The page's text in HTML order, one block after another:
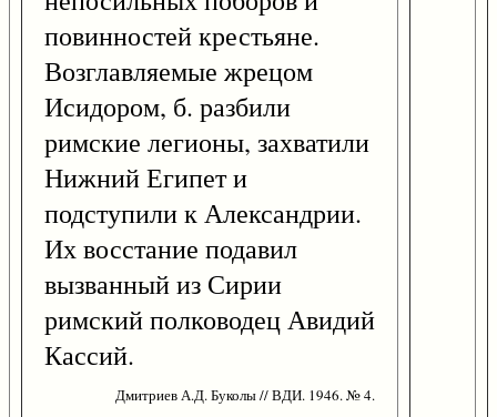
повинностей крестьяне.
Возглавляемые жрецом
Исидором, б. разбили
римские легионы, захватили
Нижний Египет и
подступили к Александрии.
Их восстание подавил
вызванный из Сирии
римский полководец Авидий
Кассий.
Дмитриев А.Д. Буколы // ВДИ. 1946. № 4.